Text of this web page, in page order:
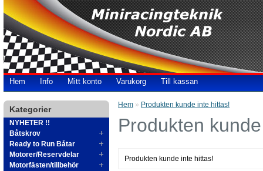
Hem Info Mitt konto Varukorg Till kassan
Kategorier
NYHETER !!
Båtskrov
Ready to Run Båtar
Motorer/Reservdelar
Motorfästen/tillbehör
Hem » Produkten kunde inte hittas!
Produkten
Produkten kunde inte hittas!